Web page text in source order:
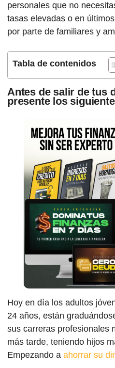
personales que no
tasas elevadas o en
por parte de familiares y
Tabla de contenidos
Antes de salir de tus
presente los
Hoy en día los adultos
24 años, están
sus carreras profesionales
más tarde, teniendo hijos
Empezando a ahorrar su